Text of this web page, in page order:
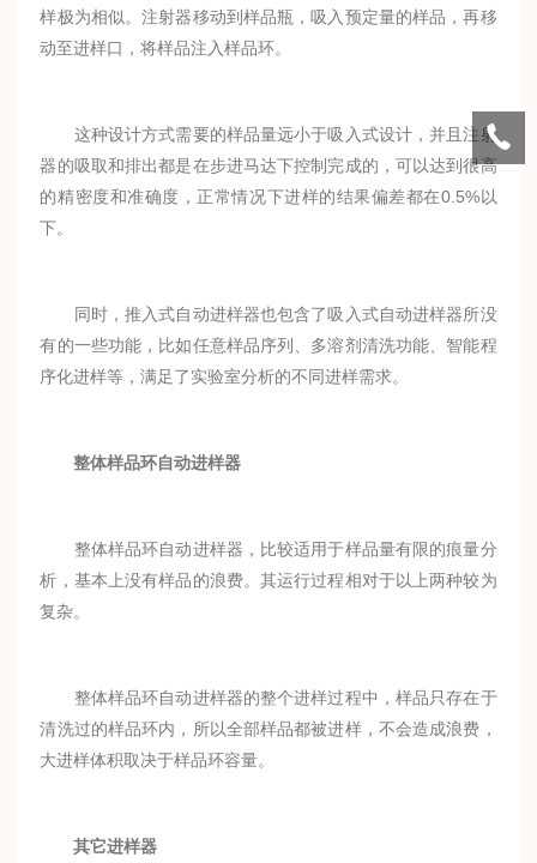
样极为相似。注射器移动到样品瓶，吸入预定量的样品，再移
动至进样口，将样品注入样品环。
这种设计方式需要的样品量远小于吸入式设计，并且注射
器的吸取和排出都是在步进马达下控制完成的，可以达到很高
的精密度和准确度，正常情况下进样的结果偏差都在0.5%以
下。
同时，推入式自动进样器也包含了吸入式自动进样器所没
有的一些功能，比如任意样品序列、多溶剂清洗功能、智能程
序化进样等，满足了实验室分析的不同进样需求。
整体样品环自动进样器
整体样品环自动进样器，比较适用于样品量有限的痕量分
析，基本上没有样品的浪费。其运行过程相对于以上两种较为
复杂。
整体样品环自动进样器的整个进样过程中，样品只存在于
清洗过的样品环内，所以全部样品都被进样，不会造成浪费，
大进样体积取决于样品环容量。
其它进样器